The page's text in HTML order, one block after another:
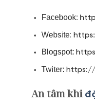
Facebook:
Website:
Blogspot:
Twiter:
An tâm khi